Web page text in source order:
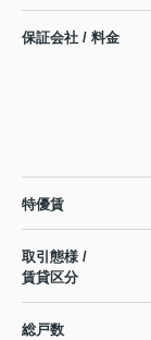
保証会社 / 料金
特優賃
取引態様 /
賃貸区分
総戸数